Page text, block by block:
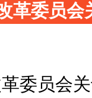
革委员
委员会